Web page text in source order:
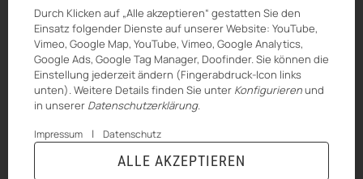
Durch Klicken auf „Alle akzeptieren“ gestatten Sie den
Einsatz folgender Dienste auf unserer Website: YouTube,
Vimeo, Google Map, YouTube, Vimeo, Google Analytics,
Google Ads, Google Tag Manager, Doofinder. Sie können die
Einstellung jederzeit ändern (Fingerabdruck-Icon links
unten). Weitere Details finden Sie unter Konfigurierenund
in unserer Datenschutzerklärung.
Impressum | Datenschutz
ALLE AKZEPTIEREN